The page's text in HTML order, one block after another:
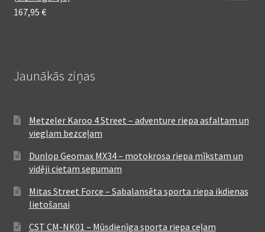
167,95 €
Jaunākās ziņas
Metzeler Karoo 4 Street – adventure riepa asfaltam un
vieglam bezceļam
Dunlop Geomax MX34 – motokrosa riepa mīkstam un
vidēji cietam segumam
Mitas Street Force – Sabalansēta sporta riepa ikdienas
lietošanai
CST CM-NK01 – Mūsdienīga sporta riepa ceļam